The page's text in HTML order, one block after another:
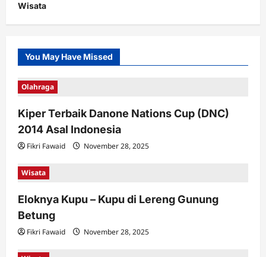
Wisata
You May Have Missed
Olahraga
Kiper Terbaik Danone Nations Cup (DNC)
2014 Asal Indonesia
Fikri Fawaid November 28, 2025
Wisata
Eloknya Kupu – Kupu di Lereng Gunung
Betung
Fikri Fawaid November 28, 2025